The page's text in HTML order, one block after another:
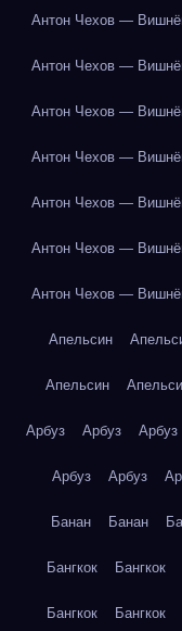
Антон Чехов —
Антон Чехов —
Антон Чехов —
Антон Чехов —
Антон Чехов —
Антон Чехов —
Антон Чехов —
Апельсин
Апельсин
Арбуз Арбуз Арбуз
Арбуз Арбуз
Банан Банан
Бангкок Бангкок
Бангкок Бангкок